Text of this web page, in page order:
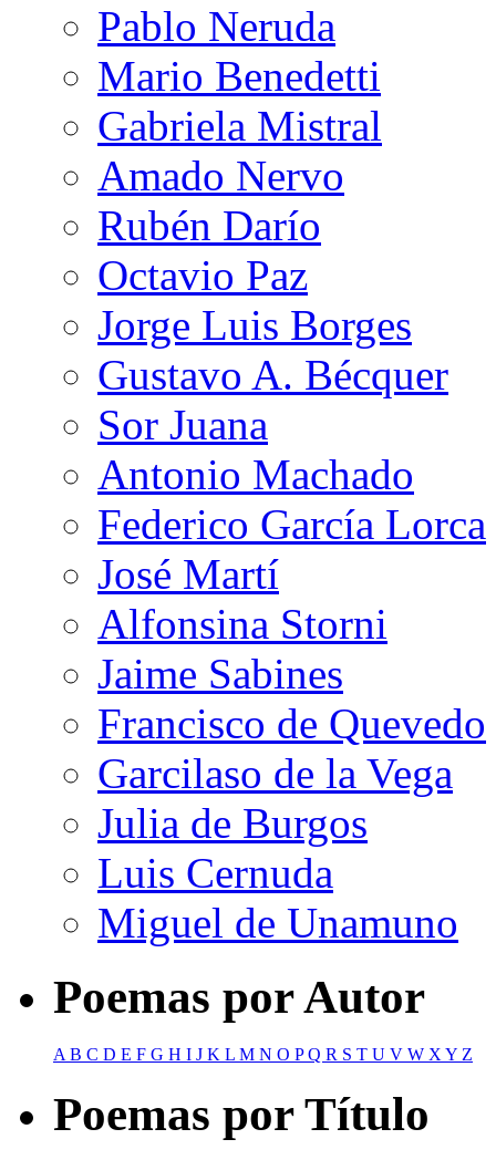
Pablo Neruda
Mario Benedetti
Gabriela Mistral
Amado Nervo
Rubén Darío
Octavio Paz
Jorge Luis Borges
Gustavo A. Bécquer
Sor Juana
Antonio Machado
Federico García Lorca
José Martí
Alfonsina Storni
Jaime Sabines
Francisco de Quevedo
Garcilaso de la Vega
Julia de Burgos
Luis Cernuda
Miguel de Unamuno
Poemas por Autor
AB C D E F G H I J K L M N O PQ R S T U V W XY Z
Poemas por Título